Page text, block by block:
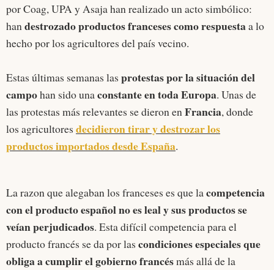
por Coag, UPA y Asaja han realizado un acto simbólico:
handestrozado productos franceses como respuestaa lo
hecho por los agricultores del país vecino.
Estas últimas semanas las protestas por la situación del
campohan sido unaconstante en toda Europa. Unas de
las protestas más relevantes se dieron enFrancia, donde
los agricultores decidieron tirar y destrozar los
productos importados desde España.
La razon que alegaban los franceses es que lacompetencia
con el producto español no es lealy sus productos se
veían perjudicados. Esta difícil competencia para el
producto francés se da por las condiciones especiales que
obliga a cumplir el gobierno francésmás allá de la